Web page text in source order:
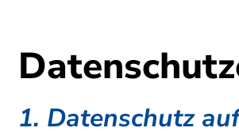
1. Datenschutz